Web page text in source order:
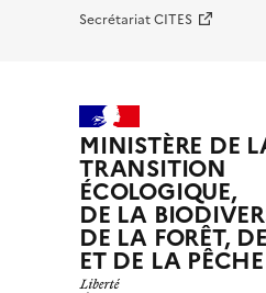
Secrétariat CITES
MINISTÈRE DE
TRANSITION
ÉCOLOGIQUE,
DE LA
DE LA FORÊT,
ET DE LA PÊCHE